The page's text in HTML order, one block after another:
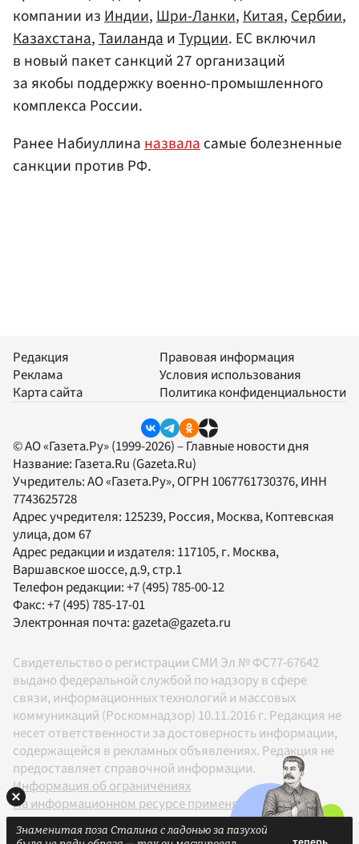
компании изИндии,Шри-Ланки,Китая,Сербии,
Казахстана,ТаиландаиТурции. ЕС включил
в новый пакет санкций 27 организаций
за якобы поддержку военно-промышленного
комплекса России.
Ранее Набиуллинаназваласамые болезненные
санкции против РФ.
Редакция
Реклама
Карта сайта
Правовая информация
Условия использования
Политика конфиденциальности
© АО «Газета.Ру» (1999-2026) – Главные новости дня
Название: Газета.Ru (Gazeta.Ru)
Учредитель:АО «Газета.Ру», ОГРН 1067761730376, ИНН
7743625728
Адрес учредителя: 125239, Россия, Москва, Коптевская
улица, дом 67
Адрес редакции и издателя: 117105, г. Москва,
Варшавское шоссе, д.9, стр.1
Телефон редакции:+7 (495) 785-00-12
Факс:+7 (495) 785-17-01
Электронная почта: gazeta@gazeta.ru
Свидетельство о регистрации СМИ Эл № ФС77-67642
выдано федеральной службой по надзору в сфере
связи, информационных технологий и массовых
коммуникаций (Роскомнадзор) 10.11.2016 г. Редакция не
несет ответственности за достоверность информации,
содержащейся в рекламных объявлениях. Редакция не
предоставляет справочной информации.
Информация об ограничениях
На информационном ресурсе применяются
рекомендательные технологии в соответствии с
Правилами
Знаменитая поза Сталина с ладонью за пазухой